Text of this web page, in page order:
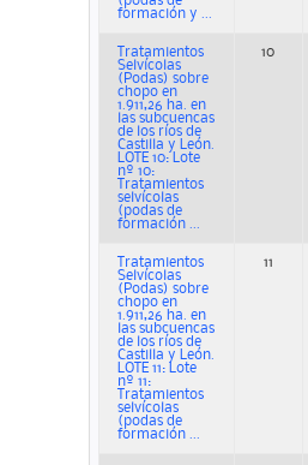
formación y ...
Tratamientos
Selvícolas
(Podas) sobre
chopo en
1.911,26 ha. en
las subcuencas
de los ríos de
Castilla y León.
LOTE 10: Lote
nº 10:
Tratamientos
selvícolas
(podas de
formación ...
10
Tratamientos
Selvícolas
(Podas) sobre
chopo en
1.911,26 ha. en
las subcuencas
de los ríos de
Castilla y León.
LOTE 11: Lote
nº 11:
Tratamientos
selvícolas
(podas de
formación ...
11